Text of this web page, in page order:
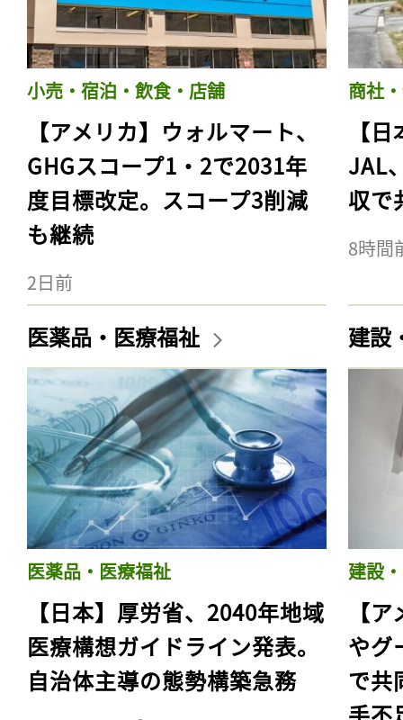
小売・宿泊・飲食・店舗
【アメリカ】ウォルマート、
GHGスコープ1・2で2031年
度目標改定。スコープ3削減
も継続
2日前
商社
【
JAL
収で
8時間
医薬品・医療福祉
医薬品・医療福祉
【日本】厚労省、2040年地域
医療構想ガイドライン発表。
自治体主導の態勢構築急務
建設
建設
【
やグ
で共